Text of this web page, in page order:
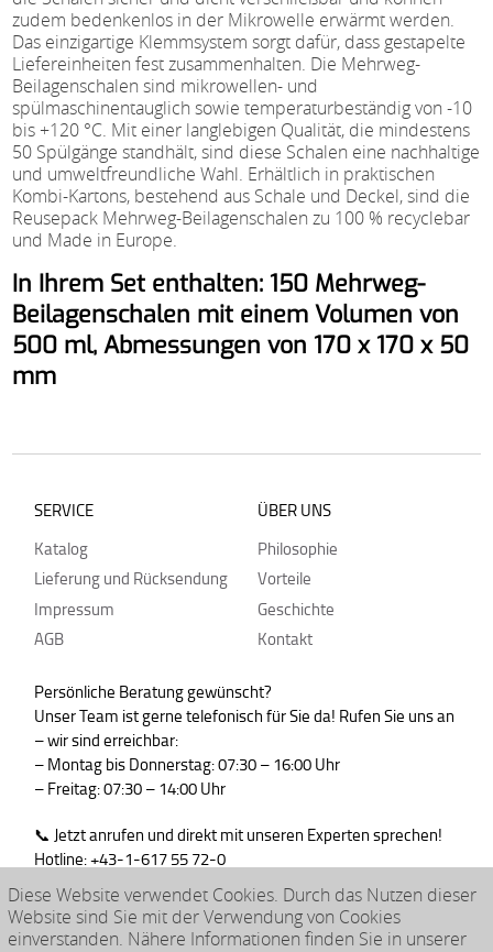
zudem bedenkenlos in der Mikrowelle erwärmt werden.
Das einzigartige Klemmsystem sorgt dafür, dass gestapelte
Liefereinheiten fest zusammenhalten. Die Mehrweg-
Beilagenschalen sind mikrowellen- und
spülmaschinentauglich sowie temperaturbeständig von -10
bis +120 °C. Mit einer langlebigen Qualität, die mindestens
50 Spülgänge standhält, sind diese Schalen eine nachhaltige
und umweltfreundliche Wahl. Erhältlich in praktischen
Kombi-Kartons, bestehend aus Schale und Deckel, sind die
Reusepack Mehrweg-Beilagenschalen zu 100 % recyclebar
und Made in Europe.
In Ihrem Set enthalten: 150 Mehrweg-
Beilagenschalen mit einem Volumen von
500 ml, Abmessungen von 170 x 170 x 50
mm
SERVICE
Katalog
Lieferung und Rücksendung
Impressum
AGB
ÜBER UNS
Philosophie
Vorteile
Geschichte
Kontakt
Persönliche Beratung gewünscht?
Unser Team ist gerne telefonisch für Sie da! Rufen Sie uns an
– wir sind erreichbar:
– Montag bis Donnerstag: 07:30 – 16:00 Uhr
– Freitag: 07:30 – 14:00 Uhr
📞 Jetzt anrufen und direkt mit unseren Experten sprechen!
Hotline: +43-1-617 55 72-0
WhatsApp : +43-664-99830765
Diese Website verwendet Cookies. Durch das Nutzen dieser
Website sind Sie mit der Verwendung von Cookies
einverstanden. Nähere Informationen finden Sie in unserer